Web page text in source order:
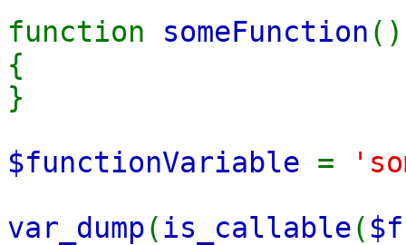
function someFunction
{
}
$functionVariable =
var_dump(is_callable(